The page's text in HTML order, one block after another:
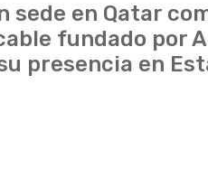
sede en Qatar
fundado por
presencia en